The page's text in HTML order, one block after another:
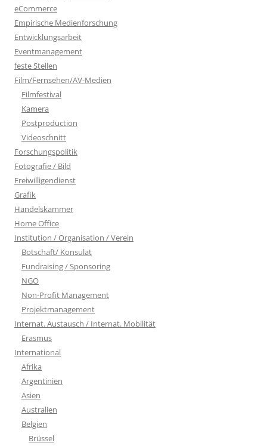
eCommerce
Empirische Medienforschung
Entwicklungsarbeit
Eventmanagement
feste Stellen
Film/Fernsehen/AV-Medien
Filmfestival
Kamera
Postproduction
Videoschnitt
Forschungspolitik
Fotografie / Bild
Freiwilligendienst
Grafik
Handelskammer
Home Office
Institution / Organisation / Verein
Botschaft/ Konsulat
Fundraising / Sponsoring
NGO
Non-Profit Management
Projektmanagement
Internat. Austausch / Internat. Mobilität
Erasmus
International
Afrika
Argentinien
Asien
Australien
Belgien
Brüssel